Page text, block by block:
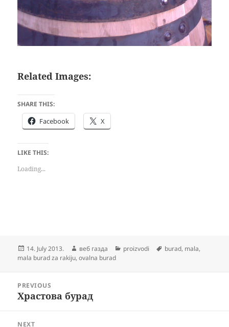
Related Images:
SHARE THIS:
Facebook X
LIKE THIS:
Loading...
Posted
on
14. July 2013. Author
веб газда Categories
proizvodi Tags
burad, mala,
mala burad za rakiju,ovalna burad
navigation
PREVIOUS
Previous
Храстова бурад
NEXT